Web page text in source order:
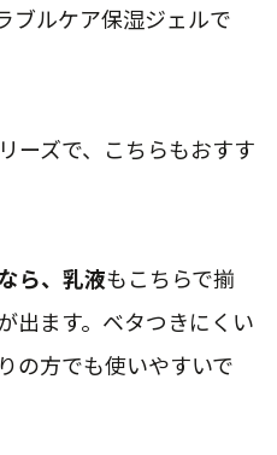
ブルケア保湿ジェルで
ーズで、こちらもおすす
ら、乳液もこちらで揃
出ます。ベタつきにくい
の方でも使いやすいで